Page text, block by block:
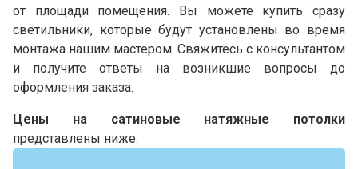
от площади помещения. Вы можете купить сразу
светильники, которые будут установлены во время
монтажа нашим мастером. Свяжитесь с консультантом
и получите ответы на возникшие вопросы до
оформления заказа.
Цены на сатиновые натяжные потолки
представлены ниже: